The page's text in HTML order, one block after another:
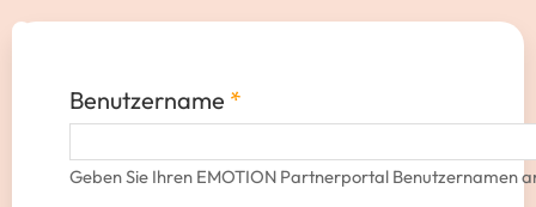
Benutzername *
Geben Sie Ihren EMOTION Partnerportal Benutzernamen